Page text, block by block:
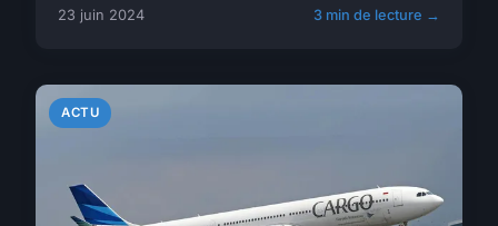
23 juin 2024 3 min de lecture →
ACTU